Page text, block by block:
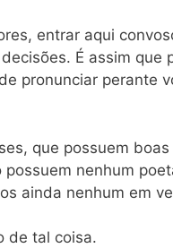
entrar aqui
É assim que
pronunciar perante
que possuem
possuem nenhum
ainda nenhum em
de tal coisa.